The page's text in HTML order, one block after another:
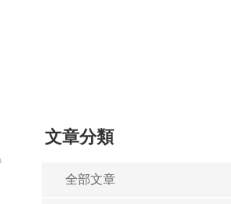
文章分類
全部文章